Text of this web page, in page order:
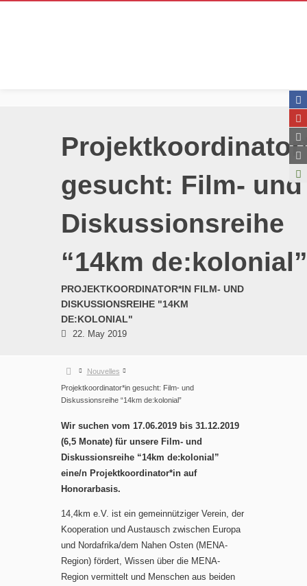
gesucht: Film- und
Diskussionsreihe
“14km de:kolonial”
PROJEKTKOORDINATOR*IN FILM- UND
DISKUSSIONSREIHE "14KM
DE:KOLONIAL"
22. May 2019
Nouvelles
Projektkoordinator*in gesucht: Film- und
Diskussionsreihe “14km de:kolonial”
Wir suchen vom 17.06.2019 bis 31.12.2019
(6,5 Monate) für unsere Film- und
Diskussionsreihe “14km de:kolonial”
eine/n Projektkoordinator*in auf
Honorarbasis.
14,4km e.V. ist ein gemeinnütziger Verein, der
Kooperation und Austausch zwischen Europa
und Nordafrika/dem Nahen Osten (MENA-
Region) fördert, Wissen über die MENA-
Region vermittelt und Menschen aus beiden